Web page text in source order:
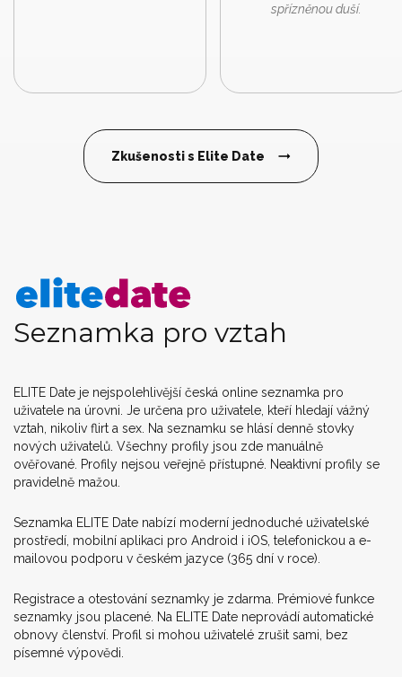
spřízněnou duší.
Zkušenosti s Elite Date
Seznamka pro vztah
ELITE Date je nejspolehlivější česká online seznamka pro
uživatele na úrovni. Je určena pro uživatele, kteří hledají vážný
vztah, nikoliv flirt a sex. Na seznamku se hlásí denně stovky
nových uživatelů. Všechny profily jsou zde manuálně
ověřované. Profily nejsou veřejně přístupné. Neaktivní profily se
pravidelně mažou.
Seznamka ELITE Date nabízí moderní jednoduché uživatelské
prostředí, mobilní aplikaci pro Android i iOS, telefonickou a e-
mailovou podporu v českém jazyce (365 dní v roce).
Registrace a otestování seznamky je zdarma. Prémiové funkce
seznamky jsou placené. Na ELITE Date neprovádí automatické
obnovy členství. Profil si mohou uživatelé zrušit sami, bez
písemné výpovědi.